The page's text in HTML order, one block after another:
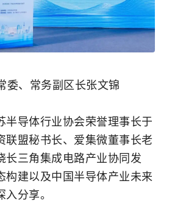
委、常务副区长张文锦
半导体行业协会荣誉理事长于
联盟秘书长、爱集微董事长老
长三角集成电路产业协同发
构建以及中国半导体产业未来
分享。